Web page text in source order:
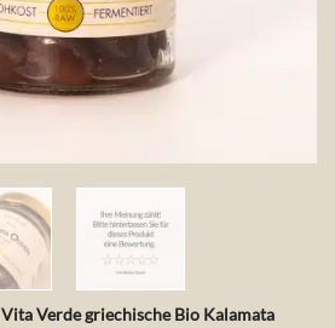
Vita Verde griechische Bio Kalamata